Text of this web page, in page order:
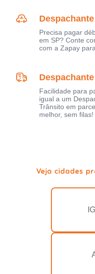
Precisa pagar
em SP? Conte
com a Zapay
Facilidade para
igual a um
Trânsito em
melhor, sem filas!
Veja cidades